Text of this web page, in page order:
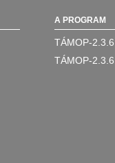
A PROGRAM
TÁMOP-
TÁMOP-